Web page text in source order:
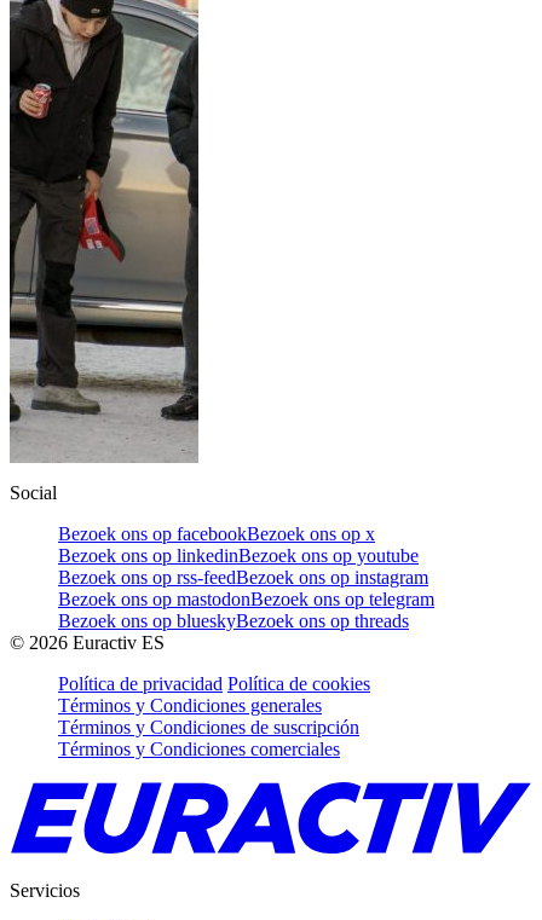
Social
Bezoek ons op facebookBezoek ons op x
Bezoek ons op linkedinBezoek ons op youtube
Bezoek ons op rss-feedBezoek ons op instagram
Bezoek ons op mastodonBezoek ons op telegram
Bezoek ons op blueskyBezoek ons op threads
© 2026 Euractiv ES
Política de privacidad Política de cookies
Términos y Condiciones generales
Términos y Condiciones de suscripción
Términos y Condiciones comerciales
Servicios